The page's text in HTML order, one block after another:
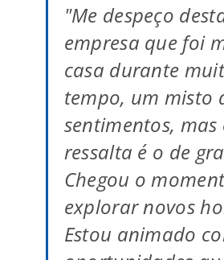
"Me despeço
empresa que foi
casa durante
tempo, um misto
sentimentos, mas
ressalta é o de
Chegou o
explorar novos
Estou animado